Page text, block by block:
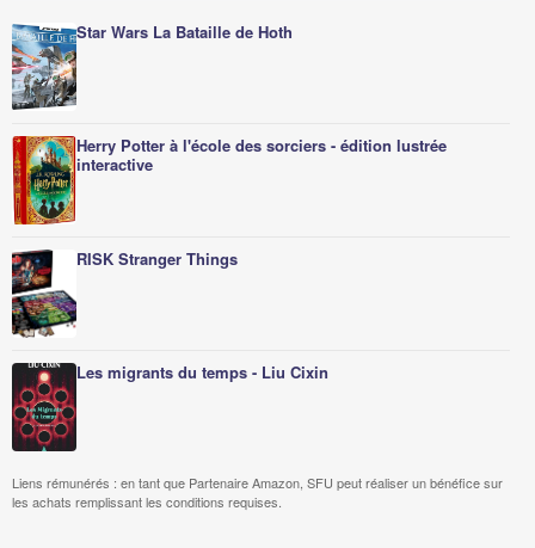
Star Wars La Bataille de Hoth
Herry Potter à l'école des sorciers - édition lustrée
interactive
RISK Stranger Things
Les migrants du temps - Liu Cixin
Liens rémunérés : en tant que Partenaire Amazon, SFU peut réaliser un bénéfice sur
les achats remplissant les conditions requises.